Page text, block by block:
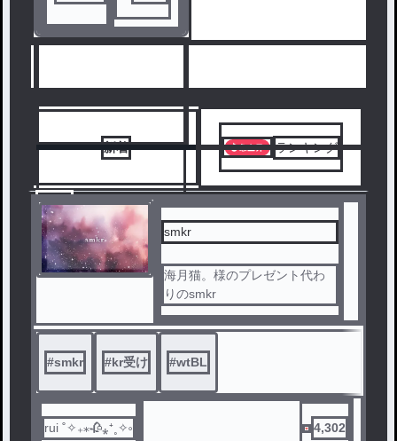
3
新着 ランキング
smkr
海月猫。様のプレゼント代わ
りのsmkr
#smkr #kr受け #wtBL
rui ˚✧₊⁎🥀⁎⁺˳✧༚ 4,302